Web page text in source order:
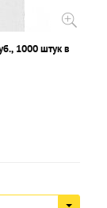
1000 штук в